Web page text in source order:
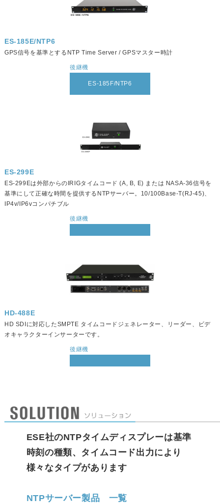
ES-185E/NTP6
GPS信号を基準とするNTP Time Server / GPSマスター時計
後継機
ES-185F/NTP6
ES-299E
ES-299Eは外部からのIRIGタイムコード (A, B, E) または NASA-36信号を
基準にして正確な時間を提供するNTPサーバー。10/100Base-T(RJ-45)、
IP4v/IP6vコンパチブル
後継機
HD-488E
HD SDIに対応したSMPTE タイムコードジェネレーター、リーダー、ビデ
オキャラクターインサーターです。
後継機
ESE社のNTPタイムディスプレーは基準
時刻の種類、タイムコード出力により
様々なタイプがあります
NTPサーバー製品 一覧